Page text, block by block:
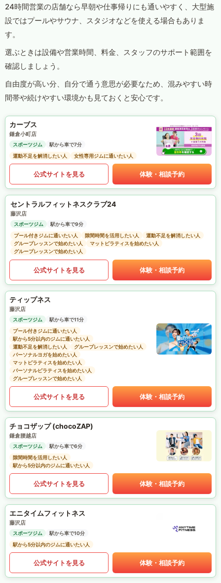
24時間営業の店舗なら早朝や仕事帰りにも通いやすく、大型施
設ではプールやサウナ、スタジオなどを使える場合もありま
す。
選ぶときは設備や営業時間、料金、スタッフのサポート範囲を
確認しましょう。
自由度が高い分、自分で通う意思が必要なため、混みやすい時
間帯や続けやすい環境かも見ておくと安心です。
カーブス
鎌倉小町店
スポーツジム
駅から車で7分
運動不足を解消したい人
女性専用ジムに通いたい人
公式サイトを見る 体験・相談予約
セントラルフィットネスクラブ24
藤沢店
スポーツジム
駅から車で9分
プール付きジムに通いたい人
隙間時間を活用したい人
運動不足を解消したい人
グループレッスンで始めたい人
マットピラティスを始めたい人
グループレッスンで始めたい人
公式サイトを見る 体験・相談予約
ティップネス
藤沢店
スポーツジム
駅から車で11分
プール付きジムに通いたい人
駅から5分以内のジムに通いたい人
運動不足を解消したい人
グループレッスンで始めたい人
パーソナルヨガを始めたい人
マットピラティスを始めたい人
パーソナルピラティスを始めたい人
グループレッスンで始めたい人
公式サイトを見る 体験・相談予約
チョコザップ (chocoZAP)
鎌倉腰越店
スポーツジム
駅から車で6分
隙間時間を活用したい人
駅から5分以内のジムに通いたい人
公式サイトを見る 体験・相談予約
エニタイムフィットネス
藤沢店
スポーツジム
駅から車で10分
駅から5分以内のジムに通いたい人
公式サイトを見る 体験・相談予約